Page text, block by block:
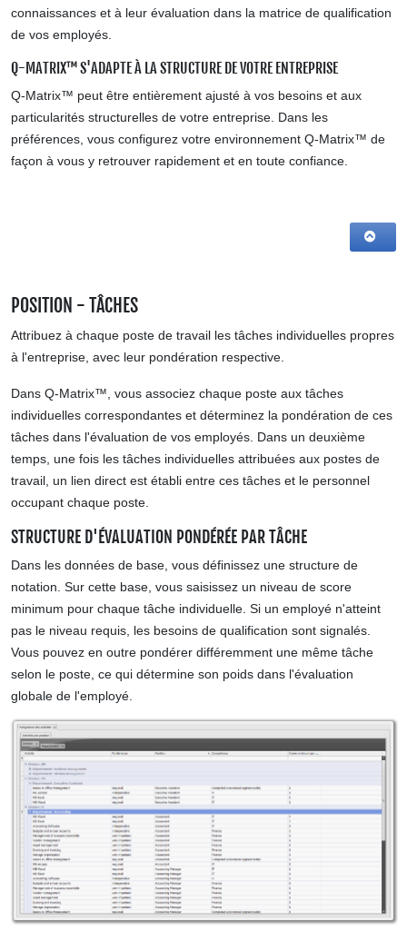
connaissances et à leur évaluation dans la matrice de qualification
de vos employés.
Q-MATRIX™ S'ADAPTE À LA STRUCTURE DE VOTRE ENTREPRISE
Q-Matrix™ peut être entièrement ajusté à vos besoins et aux
particularités structurelles de votre entreprise. Dans les
préférences, vous configurez votre environnement Q-Matrix™ de
façon à vous y retrouver rapidement et en toute confiance.
POSITION - TÂCHES
Attribuez à chaque poste de travail les tâches individuelles propres
à l'entreprise, avec leur pondération respective.
Dans Q-Matrix™, vous associez chaque poste aux tâches
individuelles correspondantes et déterminez la pondération de ces
tâches dans l'évaluation de vos employés. Dans un deuxième
temps, une fois les tâches individuelles attribuées aux postes de
travail, un lien direct est établi entre ces tâches et le personnel
occupant chaque poste.
STRUCTURE D'ÉVALUATION PONDÉRÉE PAR TÂCHE
Dans les données de base, vous définissez une structure de
notation. Sur cette base, vous saisissez un niveau de score
minimum pour chaque tâche individuelle. Si un employé n'atteint
pas le niveau requis, les besoins de qualification sont signalés.
Vous pouvez en outre pondérer différemment une même tâche
selon le poste, ce qui détermine son poids dans l'évaluation
globale de l'employé.